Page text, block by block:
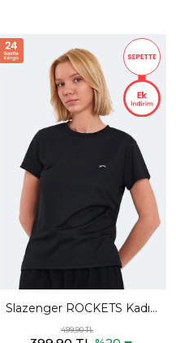
Slazenger ROCKETS Kadın
Siyah Tişört
499,90 TL